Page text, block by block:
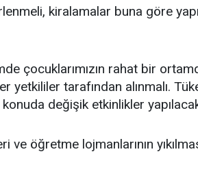
kiralamalar buna göre
çocuklarımızın rahat bir
tarafından alınmalı.
değişik etkinlikler
öğretme lojmanlarının